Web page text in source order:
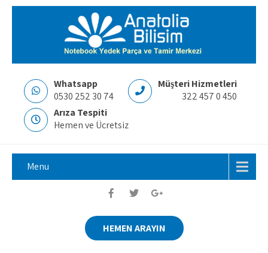
Whatsapp
0530 252 30 74
Müşteri Hizmetleri
322 457 0 450
Arıza Tespiti
Hemen ve Ücretsiz
Menu
HEMEN ARAYIN